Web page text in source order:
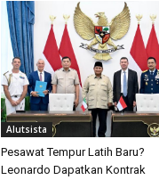
Alutsista
Pesawat Tempur Latih Baru?
Leonardo Dapatkan Kontrak